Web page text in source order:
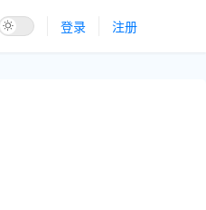
登录 注册